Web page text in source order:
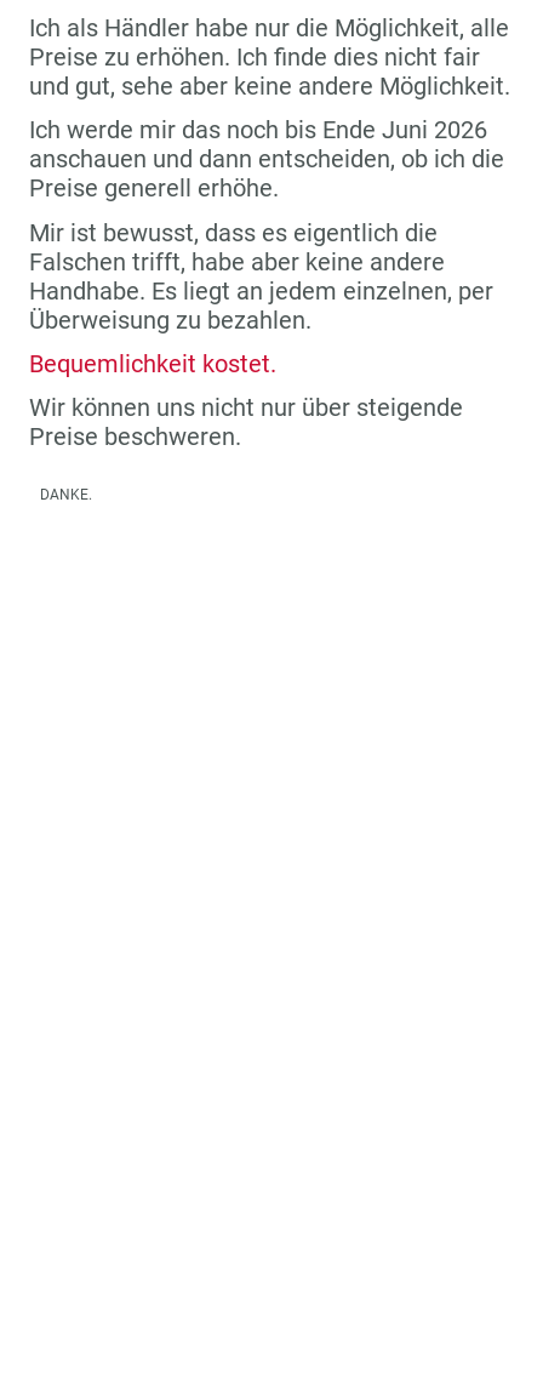
Ich als Händler habe nur die Möglichkeit, alle
Preise zu erhöhen. Ich finde dies nicht fair
und gut, sehe aber keine andere Möglichkeit.
Ich werde mir das noch bis Ende Juni 2026
anschauen und dann entscheiden, ob ich die
Preise generell erhöhe.
Mir ist bewusst, dass es eigentlich die
Falschen trifft, habe aber keine andere
Handhabe. Es liegt an jedem einzelnen, per
Überweisung zu bezahlen.
Bequemlichkeit kostet.
Wir können uns nicht nur über steigende
Preise beschweren.
DANKE.